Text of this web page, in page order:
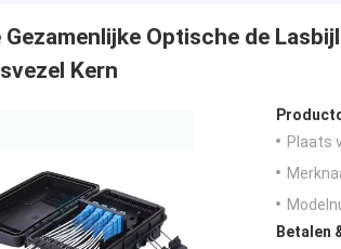
Gezamenlijke Optische de
Kern
Plaats
Betalen